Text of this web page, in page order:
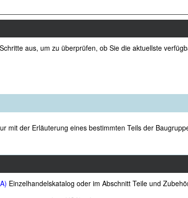
aus, um zu überprüfen, ob Sie die aktuellste
mit der Erläuterung eines bestimmten Teils der
Einzelhandelskatalog oder im Abschnitt Teile und